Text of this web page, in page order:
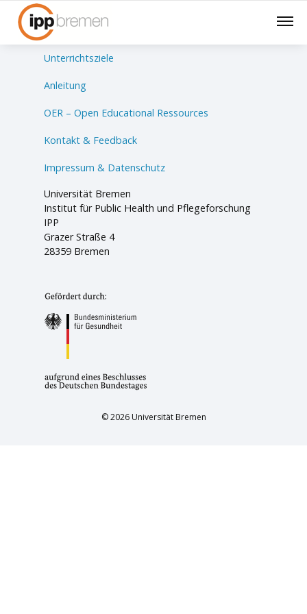
Lernsituationen
Unterrichtsziele
Anleitung
OER – Open Educational Ressources
Kontakt & Feedback
Impressum & Datenschutz
Universität Bremen
Institut für Public Health und Pflegeforschung
IPP
Grazer Straße 4
28359 Bremen
© 2026 Universität Bremen